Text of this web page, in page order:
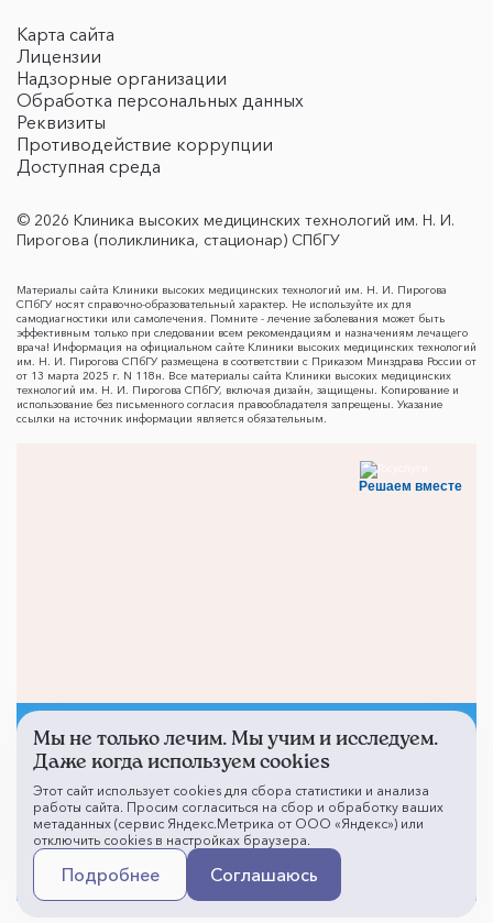
Карта сайта
Лицензии
Надзорные организации
Обработка персональных данных
Реквизиты
Противодействие коррупции
Доступная среда
© 2026 Клиника высоких медицинских технологий им. Н. И.
Пирогова (поликлиника, стационар) СПбГУ
Материалы сайта Клиники высоких медицинских технологий им. Н. И. Пирогова
СПбГУ носят справочно-образовательный характер. Не используйте их для
самодиагностики или самолечения. Помните - лечение заболевания может быть
эффективным только при следовании всем рекомендациям и назначениям лечащего
врача! Информация на официальном сайте Клиники высоких медицинских технологий
им. Н. И. Пирогова СПбГУ размещена в соответствии с Приказом Минздрава России от
от 13 марта 2025 г. N 118н. Все материалы сайта Клиники высоких медицинских
технологий им. Н. И. Пирогова СПбГУ, включая дизайн, защищены. Копирование и
использование без письменного согласия правообладателя запрещены. Указание
ссылки на источник информации является обязательным.
Решаем вместе
Не смогли записаться к
врачу?
Написать о проблеме
Мы не только лечим. Мы учим и исследуем.
Даже когда используем cookies
Этот сайт использует cookies для сбора статистики и анализа
работы сайта. Просим согласиться на сбор и обработку ваших
метаданных (сервис Яндекс.Метрика от ООО «Яндекс») или
отключить cookies в настройках браузера.
Подробнее Соглашаюсь